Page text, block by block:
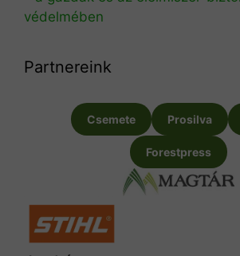
védelmében
Partnereink
Csemete Prosilva
Forestpress